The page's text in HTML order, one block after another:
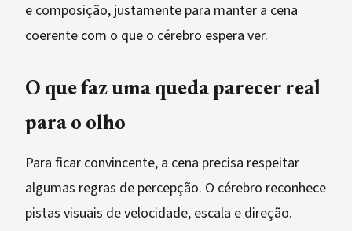
e composição, justamente para manter a cena
coerente com o que o cérebro espera ver.
O que faz uma queda parecer real
para o olho
Para ficar convincente, a cena precisa respeitar
algumas regras de percepção. O cérebro reconhece
pistas visuais de velocidade, escala e direção.